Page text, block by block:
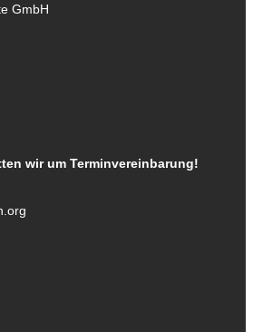
GmbH
wir um Terminvereinbarung!